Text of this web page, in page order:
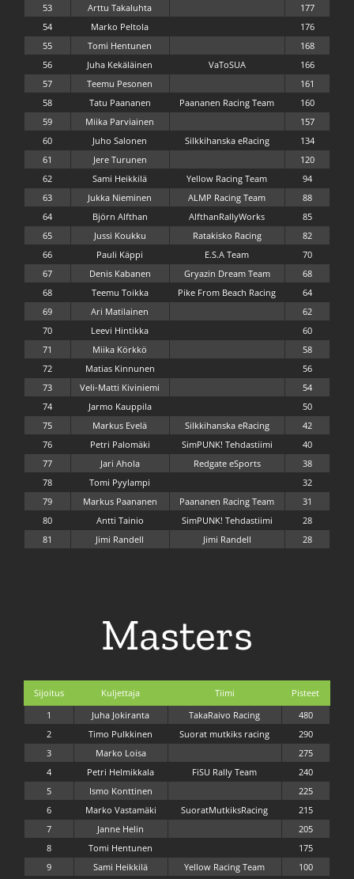
53
Arttu Takaluhta
177
54
Marko Peltola
176
55
Tomi Hentunen
168
56
Juha Kekäläinen VaToSUA
166
57
Teemu Pesonen
161
58
Tatu Paananen Paananen Racing Team
160
59
Miika Parviainen
157
60
Juho Salonen Silkkihanska eRacing
134
61
Jere Turunen
120
62
Sami Heikkilä Yellow Racing Team
94
63
Jukka Nieminen ALMP Racing Team
88
64
Björn Alfthan AlfthanRallyWorks
85
65
Jussi Koukku Ratakisko Racing
82
66
Pauli Käppi E.S.A Team
70
67
Denis Kabanen Gryazin Dream Team
68
68
Teemu Toikka Pike From Beach Racing
64
69
Ari Matilainen
62
70
Leevi Hintikka
60
71
Miika Körkkö
58
72
Matias Kinnunen
56
73
Veli-Matti Kiviniemi
54
74
Jarmo Kauppila
50
75
Markus Evelä Silkkihanska eRacing
42
76
Petri Palomäki SimPUNK! Tehdastiimi
40
77
Jari Ahola Redgate eSports
38
78
Tomi Pyylampi
32
79
Markus Paananen Paananen Racing Team
31
80
Antti Tainio SimPUNK! Tehdastiimi
28
81
Jimi Randell Jimi Randell 28
Masters
Sijoitus Kuljettaja Tiimi
Pisteet
1
Juha Jokiranta TakaRaivo Racing
480
2
Timo Pulkkinen Suorat mutkiks racing
290
3
Marko Loisa
275
4
Petri Helmikkala FiSU Rally Team
240
5
Ismo Konttinen
225
6
Marko Vastamäki SuoratMutkiksRacing
215
7
Janne Helin
205
8
Tomi Hentunen
175
9
Sami Heikkilä Yellow Racing Team
100